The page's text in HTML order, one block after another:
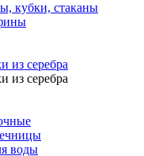
кубки, стаканы
из серебра
из серебра
воды